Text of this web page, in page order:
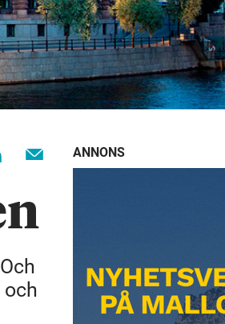
ANNONS